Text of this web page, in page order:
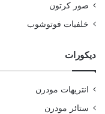
صور كرتون
خلفيات فوتوشوب
ديكورات
انتريهات مودرن
ستائر مودرن